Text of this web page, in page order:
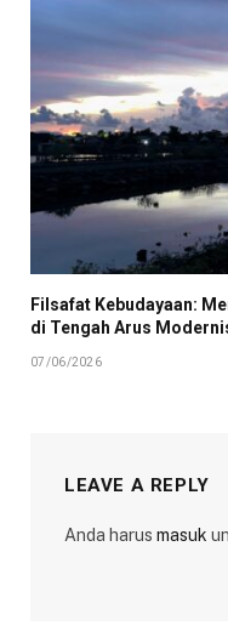
Filsafat Kebudayaan:
di Tengah Arus
07/06/2026
LEAVE A REPLY
Anda harus masuk